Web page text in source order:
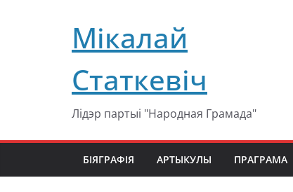
содержимомуМікалай
Статкевіч
Лідэр партыі "Народная Грамада"
БІЯГРАФІЯ АРТЫКУЛЫ ПРАГРАМА